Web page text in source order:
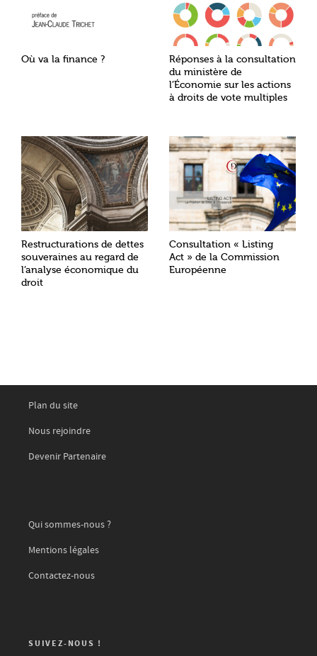
Où va la finance ?
Réponses à la consultation
du ministère de
l’Économie sur les actions
à droits de vote multiples
Restructurations de dettes
souveraines au regard de
l’analyse économique du
droit
Consultation « Listing
Act » de la Commission
Européenne
Plan du site
Nous rejoindre
Devenir Partenaire
Qui sommes-nous ?
Mentions légales
Contactez-nous
SUIVEZ-NOUS !